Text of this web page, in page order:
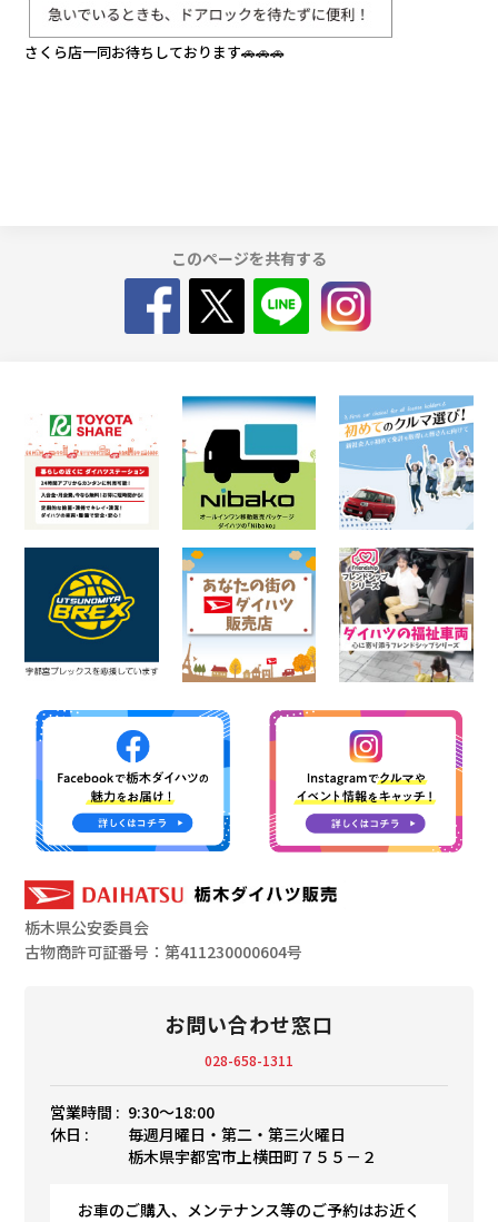
さくら店一同お待ちしております🚗🚗🚗
このページを共有する
栃木県公安委員会
古物商許可証番号：第411230000604号
お問い合わせ窓口
028-658-1311
営業時間 : 9:30〜18:00
休日 :
毎週月曜日・第二・第三火曜日
栃木県宇都宮市上横田町７５５－２
お車のご購入、メンテナンス等のご予約はお近く